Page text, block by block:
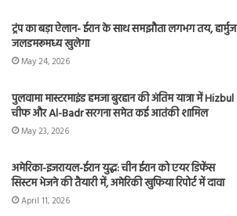
ट्रंप का बड़ा ऐलान- ईरान के साथ समझौता लगभग तय, हार्मुज
जलडमरूमध्य खुलेगा
May 24, 2026
पुलवामा मास्टरमाइंड हमजा बुरहान की अंतिम यात्रा में Hizbul
चीफ और Al-Badr सरगना समेत कई आतंकी शामिल
May 23, 2026
अमेरिका-इजरायल-ईरान युद्ध: चीन ईरान को एयर डिफेंस
सिस्टम भेजने की तैयारी में, अमेरिकी खुफिया रिपोर्ट में दावा
April 11, 2026